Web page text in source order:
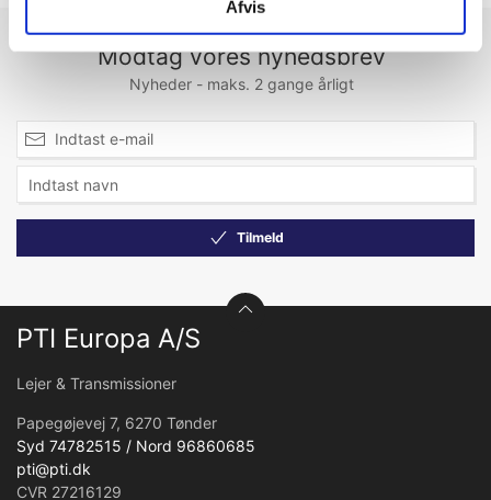
Afvis
Modtag vores nyhedsbrev
Nyheder - maks. 2 gange årligt
Tilmeld
PTI Europa A/S
Lejer & Transmissioner
Papegøjevej 7, 6270 Tønder
Syd 74782515 / Nord 96860685
pti@pti.dk
CVR 27216129